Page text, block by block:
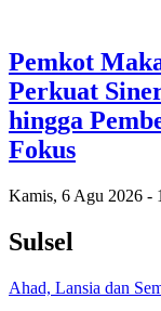
Pemkot
Perkuat
hingga
Fokus
Kamis, 6 Agu 2026 -
Sulsel
Ahad, Lansia dan